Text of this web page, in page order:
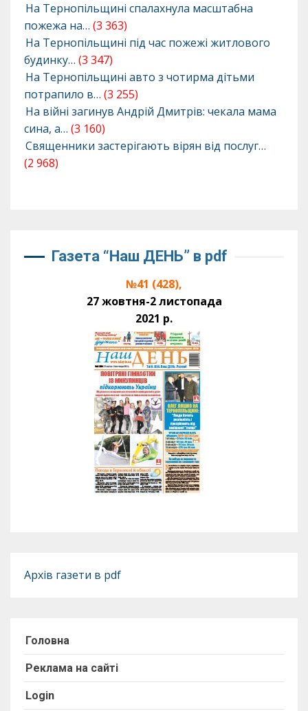
На Тернопільщині спалахнула масштабна
пожежа на… (3 363)
На Тернопільщині під час пожежі житлового
будинку… (3 347)
На Тернопільщині авто з чотирма дітьми
потрапило в… (3 255)
На війні загинув Андрій Дмитрів: чекала мама
сина, а… (3 160)
Священники застерігають вірян від послуг…
(2 968)
Газета “Наш ДЕНЬ” в pdf
№41 (428),
27 жовтня-2 листопада
2021 р.
Архів газети в pdf
Головна
Реклама на сайті
Login